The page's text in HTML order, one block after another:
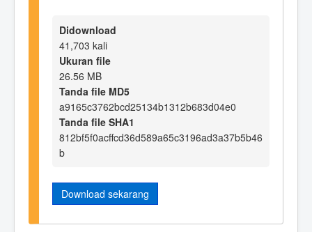
Didownload
41,703 kali
Ukuran file
26.56 MB
Tanda file MD5
a9165c3762bcd25134b1312b683d04e0
Tanda file SHA1
812bf5f0acffcd36d589a65c3196ad3a37b5b46
b
Download sekarang